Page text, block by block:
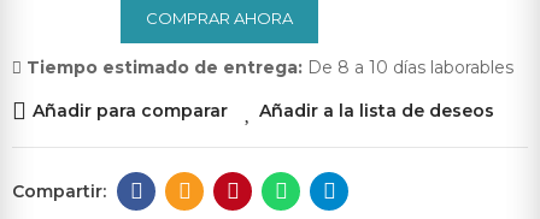
COMPRAR AHORA
Tiempo estimado de entrega: De 8 a 10 días laborables
Añadir para comparar
Añadir a la lista de deseos